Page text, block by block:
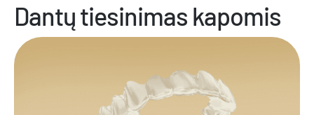
Dantų tiesinimas kapomis